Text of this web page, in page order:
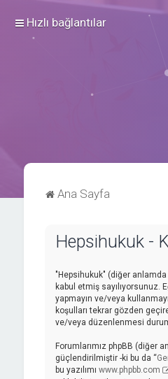
Hızlı bağlantılar
Ana Sayfa
Hepsihukuk -
"Hepsihukuk" (diğer anlamda
kabul etmiş sayılıyorsunuz.
yapmayın ve/veya
koşulları tekrar gözden
ve/veya düzenlenmesi
Forumlarımız phpBB (diğer
güçlendirilmiştir -ki bu da “
bu yazılımı www.phpbb.com